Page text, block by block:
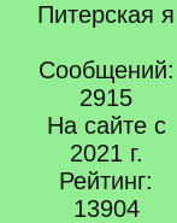
Питерская я
Сообщений:
2915
На сайте с
2021 г.
Рейтинг:
13904